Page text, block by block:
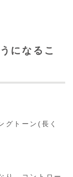
になるこ
グトーン(長く